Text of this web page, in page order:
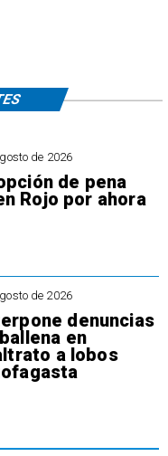
de 2026
de pena
Rojo por ahora
de 2026
denuncias
en
a lobos